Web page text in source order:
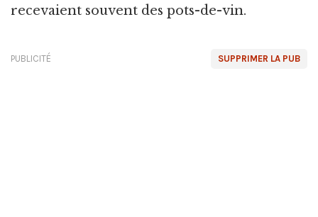
recevaient souvent des pots-de-vin.
SUPPRIMER LA PUB
PUBLICITÉ